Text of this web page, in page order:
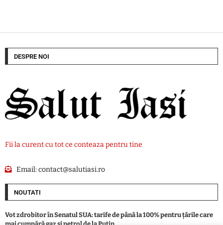
DESPRE NOI
Fii la curent cu tot ce conteaza pentru tine
Email:contact@salutiasi.ro
NOUTATI
Vot zdrobitor în Senatul SUA: tarife de până la 100% pentru țările care